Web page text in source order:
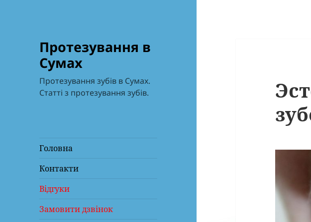
Протезування в
Сумах
Протезування зубів в Сумах.
Статті з протезування зубів.
Головна
Контакти
Відгуки
Замовити дзвінок